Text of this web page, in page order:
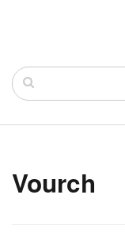
Vourch